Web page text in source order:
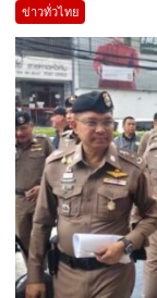
ข่าวทั่วไทย